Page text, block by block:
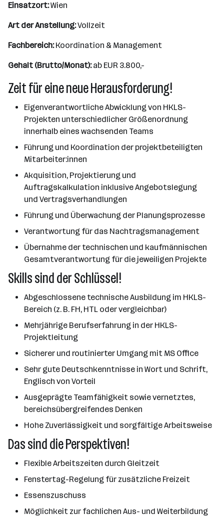
Einsatzort:Wien
Art der Anstellung:Vollzeit
Fachbereich:Koordination & Management
Gehalt (Brutto/Monat):ab EUR 3.800,-
Zeit für eine neue Herausforderung!
Eigenverantwortliche Abwicklung von HKLS-
Projekten unterschiedlicher Größenordnung
innerhalb eines wachsenden Teams
Führung und Koordination der projektbeteiligten
Mitarbeiter:innen
Akquisition, Projektierung und
Auftragskalkulation inklusive Angebotslegung
und Vertragsverhandlungen
Führung und Überwachung der Planungsprozesse
Verantwortung für das Nachtragsmanagement
Übernahme der technischen und kaufmännischen
Gesamtverantwortung für die jeweiligen Projekte
Skills sind der Schlüssel!
Abgeschlossene technische Ausbildung im HKLS-
Bereich (z. B. FH, HTL oder vergleichbar)
Mehrjährige Berufserfahrung in der HKLS-
Projektleitung
Sicherer und routinierter Umgang mit MS Office
Sehr gute Deutschkenntnisse in Wort und Schrift,
Englisch von Vorteil
Ausgeprägte Teamfähigkeit sowie vernetztes,
bereichsübergreifendes Denken
Hohe Zuverlässigkeit und sorgfältige Arbeitsweise
Das sind die Perspektiven!
Flexible Arbeitszeiten durch Gleitzeit
Fenstertag-Regelung für zusätzliche Freizeit
Essenszuschuss
Möglichkeit zur fachlichen Aus- und Weiterbildung